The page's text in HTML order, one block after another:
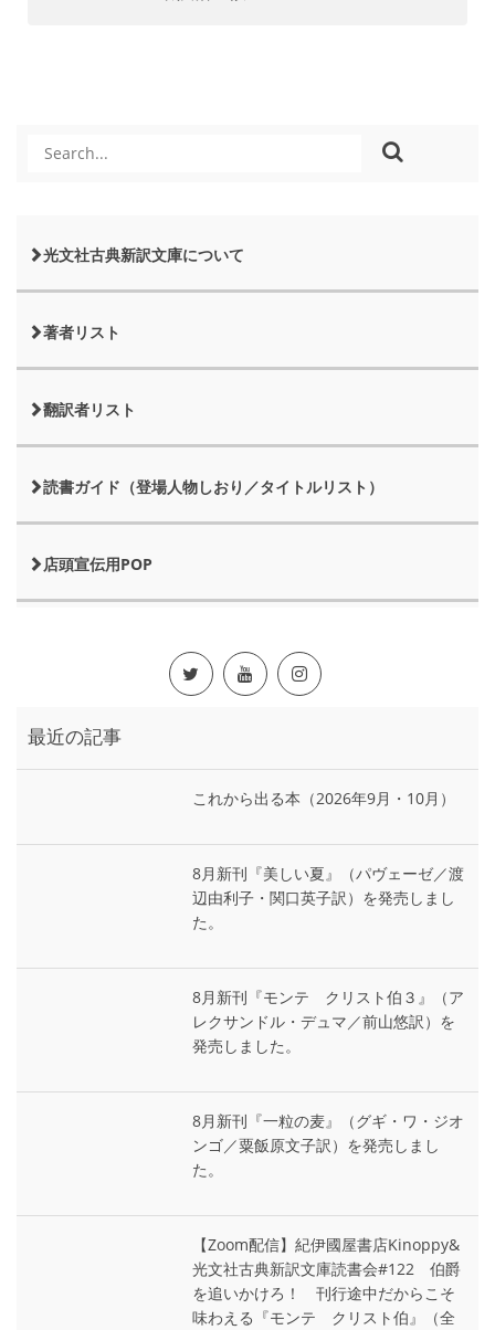
光文社古典新訳文庫について
著者リスト
翻訳者リスト
読書ガイド（登場人物しおり／タイトルリスト）
店頭宣伝用POP
最近の記事
これから出る本（2026年9月・10月）
8月新刊『美しい夏』（パヴェーゼ／渡
辺由利子・関口英子訳）を発売しまし
た。
8月新刊『モンテ゠クリスト伯３』（ア
レクサンドル・デュマ／前山悠訳）を
発売しました。
8月新刊『一粒の麦』（グギ・ワ・ジオ
ンゴ／粟飯原文子訳）を発売しまし
た。
【Zoom配信】紀伊國屋書店Kinoppy&
光文社古典新訳文庫読書会#122 伯爵
を追いかけろ！ 刊行途中だからこそ
味わえる『モンテ゠クリスト伯』（全